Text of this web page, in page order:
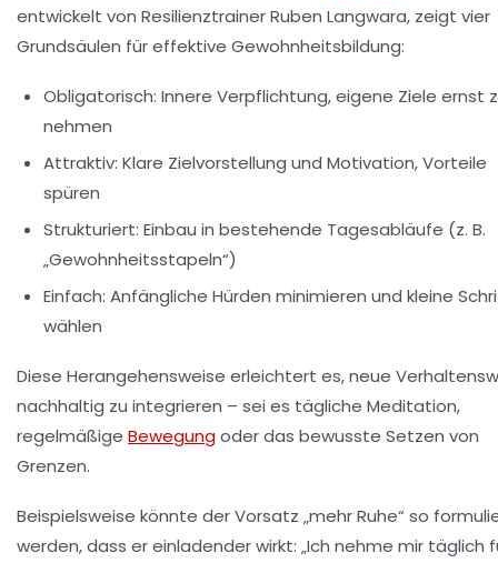
entwickelt von Resilienztrainer Ruben Langwara, zeigt vier
Grundsäulen für effektive Gewohnheitsbildung:
Obligatorisch: Innere Verpflichtung, eigene Ziele ernst
nehmen
Attraktiv: Klare Zielvorstellung und Motivation, Vorteile
spüren
Strukturiert: Einbau in bestehende Tagesabläufe (z. B.
„Gewohnheitsstapeln“)
Einfach: Anfängliche Hürden minimieren und kleine
wählen
Diese Herangehensweise erleichtert es, neue
nachhaltig zu integrieren – sei es tägliche Meditation,
regelmäßige Bewegungoder das bewusste Setzen von
Grenzen.
Beispielsweise könnte der Vorsatz „mehr Ruhe“ so
werden, dass er einladender wirkt: „Ich nehme mir täglich